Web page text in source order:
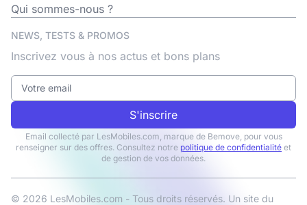
Qui sommes-nous ?
NEWS, TESTS & PROMOS
Inscrivez vous à nos actus et bons plans
S'inscrire
Email collecté par LesMobiles.com, marque de Bemove, pour vous
renseigner sur des offres. Consultez notre politique de confidentialité et
de gestion de vos données.
© 2026 LesMobiles.com - Tous droits réservés. Un site du